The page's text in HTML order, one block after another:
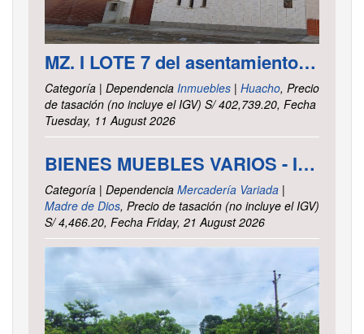
MZ. I LOTE 7 del asentamiento Humano las Delicias – Paramonga – Barranca – Lima
Categoría | Dependencia Inmuebles | Huacho, Precio
de tasación (no incluye el IGV) S/ 402,739.20, Fecha
Tuesday, 11 August 2026
BIENES MUEBLES VARIOS - INTENDENCIA DE TRIBUTOS INTERNOS MADRE DE DIOS
Categoría | Dependencia Mercadería Variada |
Madre de Dios, Precio de tasación (no incluye el IGV)
S/ 4,466.20, Fecha Friday, 21 August 2026